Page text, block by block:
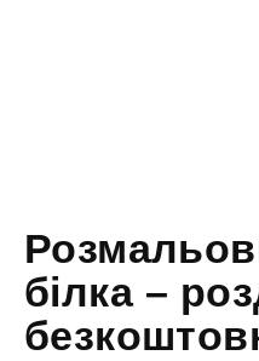
білка –